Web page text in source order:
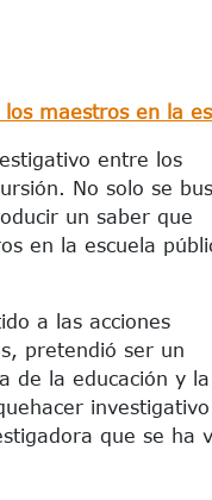
maestros en la
entre los
No solo se
un saber que
en la escuela
a las acciones
pretendió ser un
de la educación y la
investigativo
que se ha